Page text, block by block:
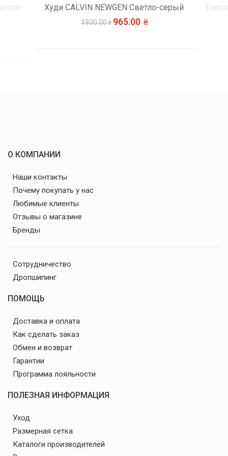
Худи CALVIN NEWGEN Светло-серый
1930.00 965.00
О КОМПАНИИ
Наши контакты
Почему покупать у нас
Любимые клиенты
Отзывы о магазине
Бренды
Сотрудничество
Дропшипинг
ПОМОЩЬ
Доставка и оплата
Как сделать заказ
Обмен и возврат
Гарантии
Программа лояльности
ПОЛЕЗНАЯ ИНФОРМАЦИЯ
Уход
Размерная сетка
Каталоги производителей